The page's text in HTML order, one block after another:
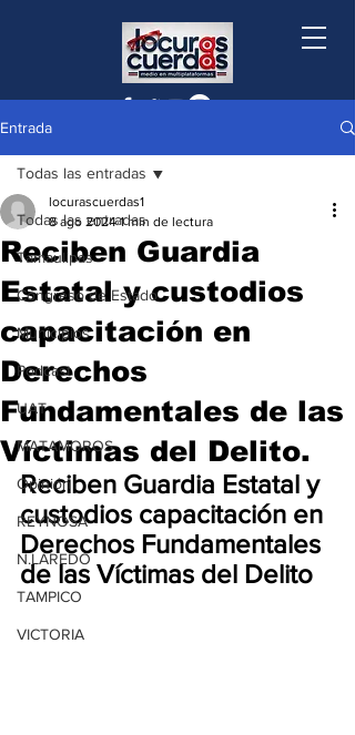
Entrada
Todas las entradas
Tamaulipas
Congreso de Estado
Municipios
Podcast
UAT
MATAMOROS
Opinión
REYNOSA
N.LAREDO
TAMPICO
VICTORIA
Todas las entradas
Reciben Guardia
Estatal y custodios
capacitación en
Derechos
Fundamentales de las
Víctimas del Delito.
locurascuerdas1
8 ago 2024 1 min de lectura
Reciben Guardia Estatal y
custodios capacitación en
Derechos Fundamentales
de las Víctimas del Delito